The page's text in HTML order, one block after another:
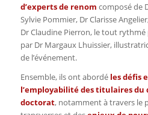
d’experts de renom composé de
Sylvie Pommier, Dr Clarisse
Dr Claudine Pierron, le tout rythmé
par Dr Margaux Lhuissier,
de l’événement.
Ensemble, ils ont abordé les défis
l’employabilité des titulaires
doctorat, notamment à travers le